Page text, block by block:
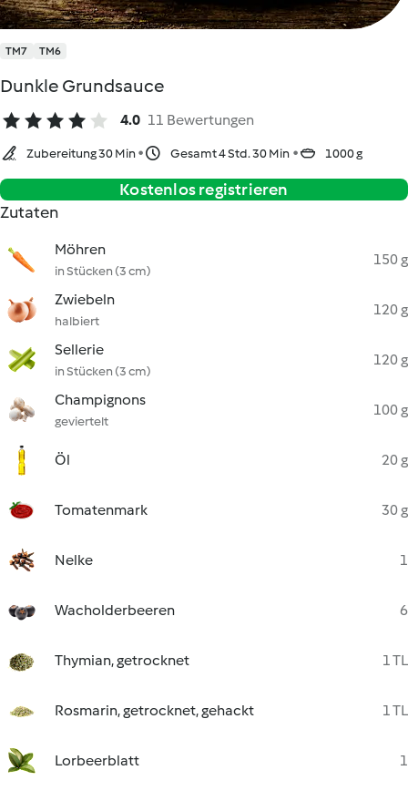
TM7 TM6
Dunkle Grundsauce
4.0 11 Bewertungen
Zubereitung 30 Min Gesamt 4 Std. 30 Min 1000 g
Kostenlos registrieren
Zutaten
Möhren
in Stücken (3 cm)
150 g
Zwiebeln
halbiert
120 g
Sellerie
in Stücken (3 cm)
120 g
Champignons
geviertelt
100 g
Öl 20 g
Tomatenmark 30 g
Nelke 1
Wacholderbeeren 6
Thymian, getrocknet 1 TL
Rosmarin, getrocknet, gehackt 1 TL
Lorbeerblatt 1